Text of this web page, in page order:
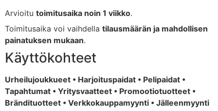
Arvioitu toimitusaika noin 1 viikko.
Toimitusaika voi vaihdella tilausmäärän ja mahdollisen
painatuksen mukaan.
Käyttökohteet
Urheilujoukkueet • Harjoituspaidat • Pelipaidat •
Tapahtumat • Yritysvaatteet • Promootiotuotteet •
Brändituotteet • Verkkokauppamyynti • Jälleenmyynti